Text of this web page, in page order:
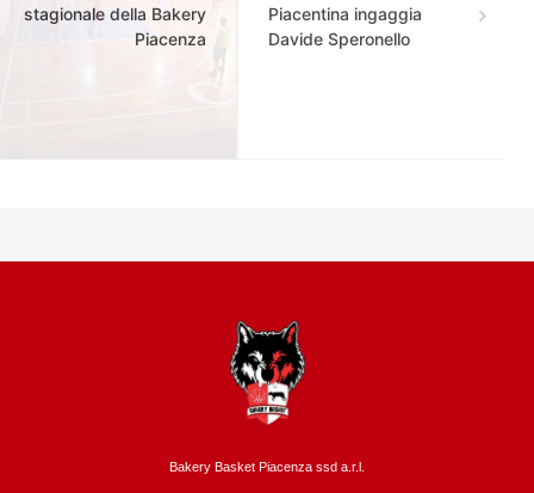
stagionale della Bakery
Piacenza
Piacentina ingaggia
Davide Speronello
Bakery Basket Piacenza ssd a.r.l.